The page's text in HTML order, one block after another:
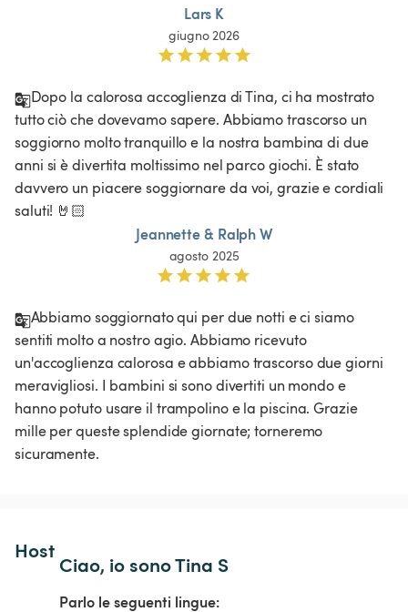
Lars K
giugno 2026
Dopo la calorosa accoglienza di Tina, ci ha mostrato
tutto ciò che dovevamo sapere. Abbiamo trascorso un
soggiorno molto tranquillo e la nostra bambina di due
anni si è divertita moltissimo nel parco giochi. È stato
davvero un piacere soggiornare da voi, grazie e cordiali
saluti! 🤘🏻
Jeannette & Ralph W
agosto 2025
Abbiamo soggiornato qui per due notti e ci siamo
sentiti molto a nostro agio. Abbiamo ricevuto
un'accoglienza calorosa e abbiamo trascorso due giorni
meravigliosi. I bambini si sono divertiti un mondo e
hanno potuto usare il trampolino e la piscina. Grazie
mille per queste splendide giornate; torneremo
sicuramente.
Host
Ciao, io sono Tina S
Parlo le seguenti lingue: